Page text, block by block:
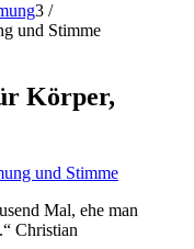
3 /
und Stimme
Körper,
Mal, ehe man
Christian